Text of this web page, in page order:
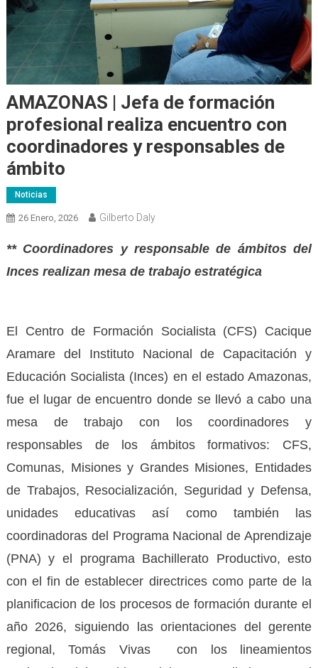
AMAZONAS | Jefa de formación
profesional realiza encuentro con
coordinadores y responsables de
ámbito
Noticias
26 Enero, 2026 Gilberto Daly
** Coordinadores y responsable de ámbitos del
Inces realizan mesa de trabajo estratégica
‎El Centro de Formación Socialista (CFS) Cacique
Aramare del Instituto Nacional de Capacitación y
Educación Socialista (Inces) en el estado Amazonas,
fue el lugar de encuentro donde se llevó a cabo una
mesa de trabajo con los coordinadores y
responsables de los ámbitos formativos: CFS,
Comunas, Misiones y Grandes Misiones, Entidades
de Trabajos, Resocialización, Seguridad y Defensa,
unidades educativas así como también las
coordinadoras del Programa Nacional de Aprendizaje
(PNA) y el programa Bachillerato Productivo, esto
con el fin de establecer directrices como parte de la
planificacion de los procesos de formación durante el
año 2026, siguiendo las orientaciones del gerente
regional, Tomás Vivas con los lineamientos